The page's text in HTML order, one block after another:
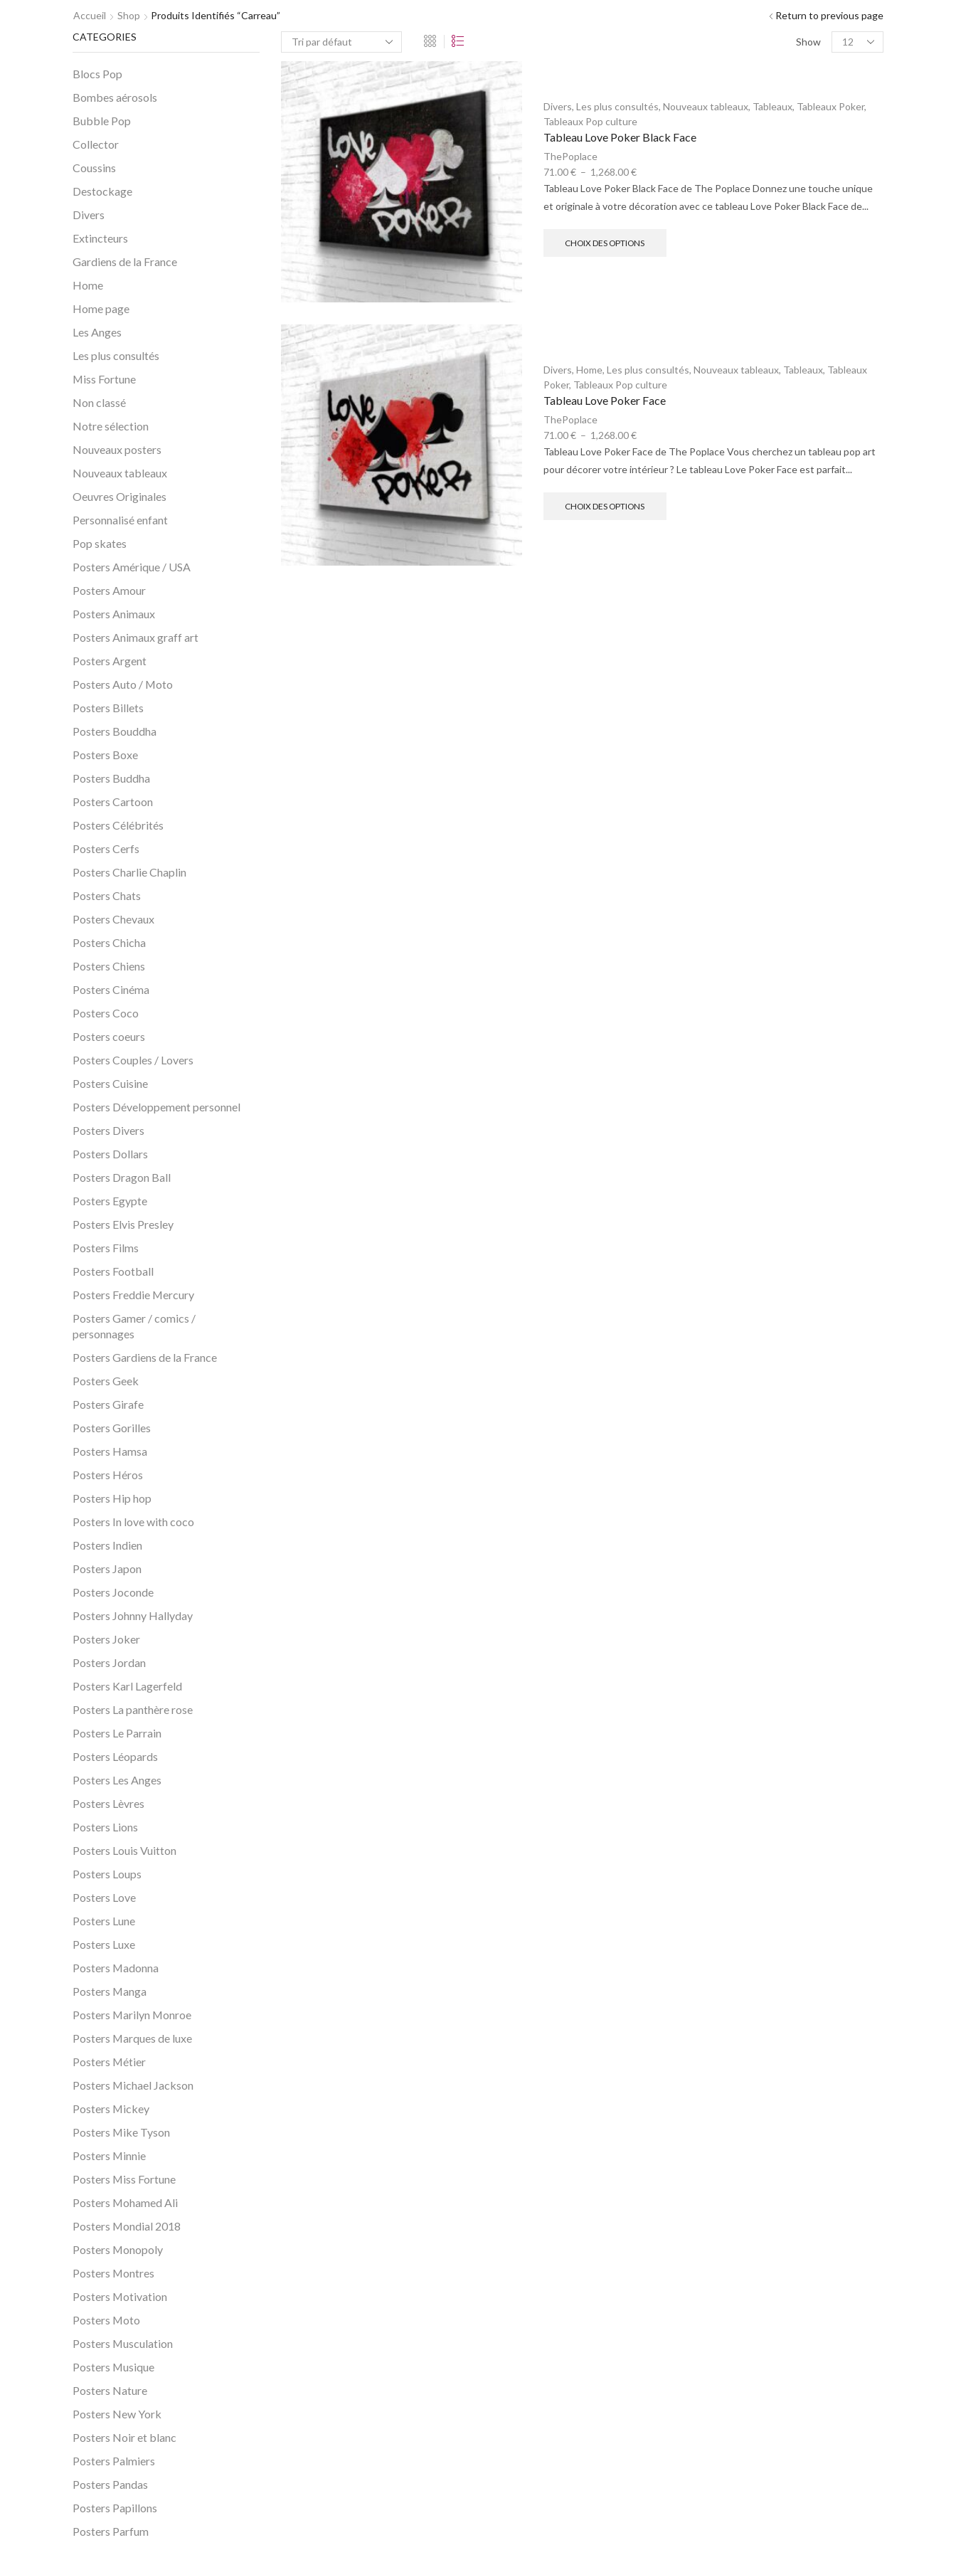
Accueil Shop Produits Identifiés “carreau” Return to previous page
Show
Divers, Les plus consultés, Nouveaux tableaux, Tableaux, Tableaux Poker,
Tableaux Pop culture
Tableau Love Poker Black Face
ThePoplace
71.00€ – 1,268.00€
Tableau Love Poker Black Face de The Poplace Donnez une touche unique
et originale à votre décoration avec ce tableau Love Poker Black Face de...
CHOIX DES OPTIONS
Divers, Home, Les plus consultés, Nouveaux tableaux, Tableaux, Tableaux
Poker, Tableaux Pop culture
Tableau Love Poker Face
ThePoplace
71.00€ – 1,268.00€
Tableau Love Poker Face de The Poplace Vous cherchez un tableau pop art
pour décorer votre intérieur ? Le tableau Love Poker Face est parfait...
CHOIX DES OPTIONS
CATEGORIES
Blocs Pop
Bombes aérosols
Bubble Pop
Collector
Coussins
Destockage
Divers
Extincteurs
Gardiens de la France
Home
Home page
Les Anges
Les plus consultés
Miss Fortune
Non classé
Notre sélection
Nouveaux posters
Nouveaux tableaux
Oeuvres Originales
Personnalisé enfant
Pop skates
Posters Amérique / USA
Posters Amour
Posters Animaux
Posters Animaux graff art
Posters Argent
Posters Auto / Moto
Posters Billets
Posters Bouddha
Posters Boxe
Posters Buddha
Posters Cartoon
Posters Célébrités
Posters Cerfs
Posters Charlie Chaplin
Posters Chats
Posters Chevaux
Posters Chicha
Posters Chiens
Posters Cinéma
Posters Coco
Posters coeurs
Posters Couples / Lovers
Posters Cuisine
Posters Développement personnel
Posters Divers
Posters Dollars
Posters Dragon Ball
Posters Egypte
Posters Elvis Presley
Posters Films
Posters Football
Posters Freddie Mercury
Posters Gamer / comics /
personnages
Posters Gardiens de la France
Posters Geek
Posters Girafe
Posters Gorilles
Posters Hamsa
Posters Héros
Posters Hip hop
Posters In love with coco
Posters Indien
Posters Japon
Posters Joconde
Posters Johnny Hallyday
Posters Joker
Posters Jordan
Posters Karl Lagerfeld
Posters La panthère rose
Posters Le Parrain
Posters Léopards
Posters Les Anges
Posters Lèvres
Posters Lions
Posters Louis Vuitton
Posters Loups
Posters Love
Posters Lune
Posters Luxe
Posters Madonna
Posters Manga
Posters Marilyn Monroe
Posters Marques de luxe
Posters Métier
Posters Michael Jackson
Posters Mickey
Posters Mike Tyson
Posters Minnie
Posters Miss Fortune
Posters Mohamed Ali
Posters Mondial 2018
Posters Monopoly
Posters Montres
Posters Motivation
Posters Moto
Posters Musculation
Posters Musique
Posters Nature
Posters New York
Posters Noir et blanc
Posters Palmiers
Posters Pandas
Posters Papillons
Posters Parfum